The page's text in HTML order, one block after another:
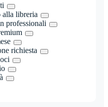
alla libreria
professionali
richiesta